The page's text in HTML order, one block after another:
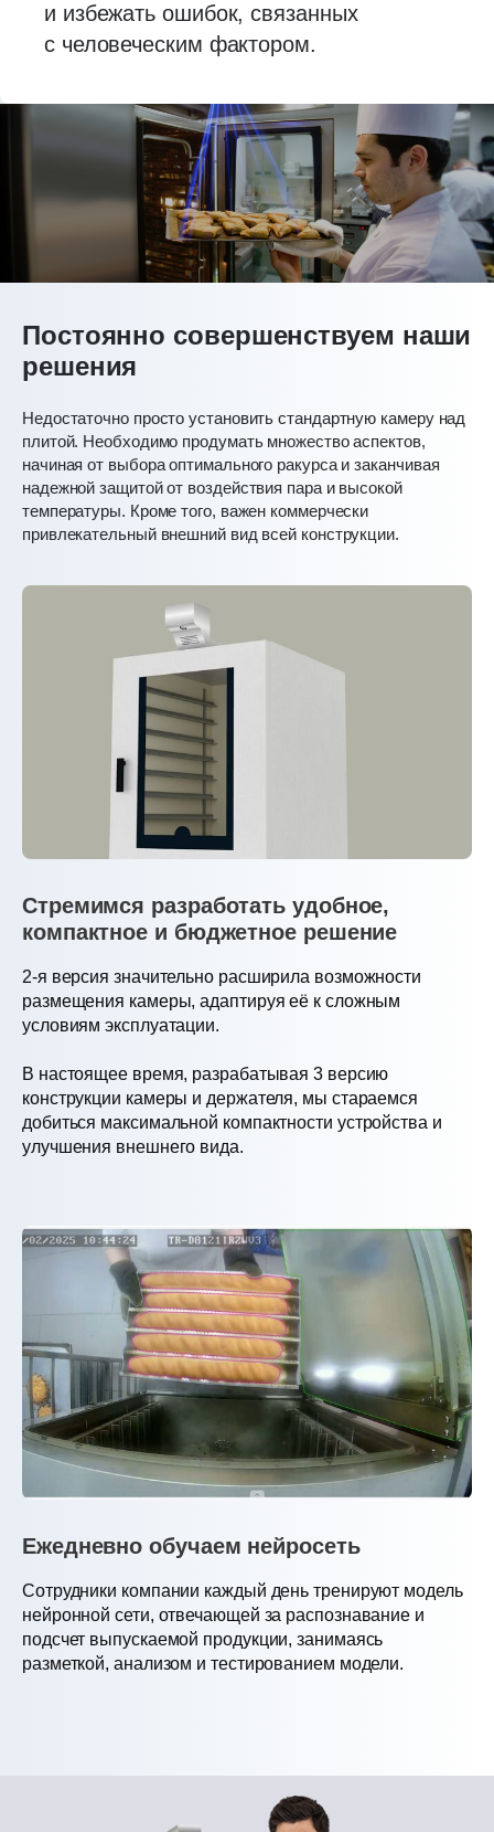
и избежать ошибок, связанных
с человеческим фактором.
Постоянно совершенствуем наши
решения
Недостаточно просто установить стандартную камеру над
плитой. Необходимо продумать множество аспектов,
начиная от выбора оптимального ракурса и заканчивая
надежной защитой от воздействия пара и высокой
температуры. Кроме того, важен коммерчески
привлекательный внешний вид всей конструкции.
Стремимся разработать удобное,
компактное и бюджетное решение
2-я версия значительно расширила возможности
размещения камеры, адаптируя её к сложным
условиям эксплуатации.
В настоящее время, разрабатывая 3 версию
конструкции камеры и держателя, мы стараемся
добиться максимальной компактности устройства и
улучшения внешнего вида.
Ежедневно обучаем нейросеть
Сотрудники компании каждый день тренируют модель
нейронной сети, отвечающей за распознавание и
подсчет выпускаемой продукции, занимаясь
разметкой, анализом и тестированием модели.